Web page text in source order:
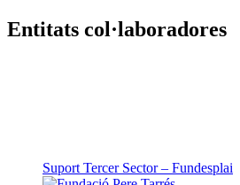
Entitats col·laboradores